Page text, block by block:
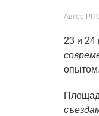
Автор
23 и 24
опытом.